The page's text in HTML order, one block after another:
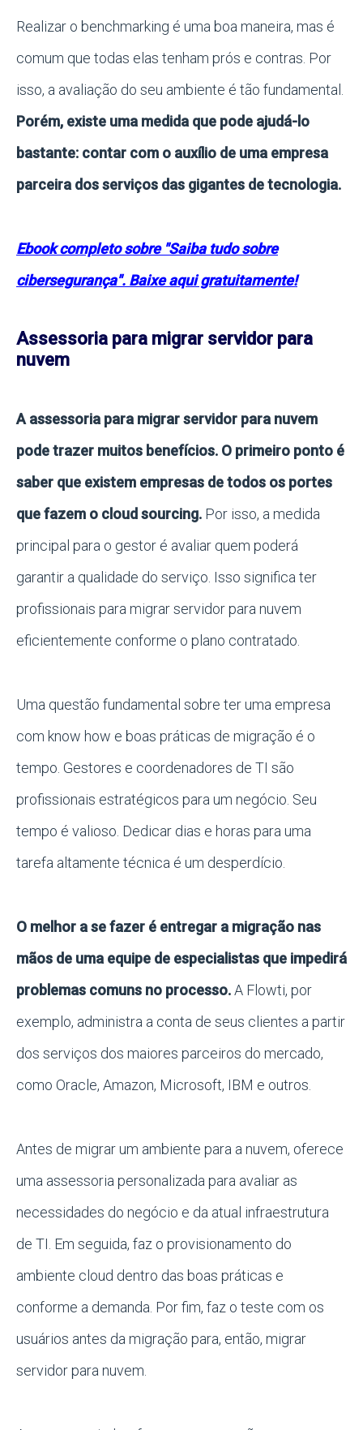
Realizar o benchmarking é uma boa maneira, mas é
comum que todas elas tenham prós e contras. Por
isso, a avaliação do seu ambiente é tão fundamental.
Porém, existe uma medida que pode ajudá-lo
bastante: contar com o auxílio de uma empresa
parceira dos serviços das gigantes de tecnologia.
Ebook completo sobre "Saiba tudo sobre
cibersegurança". Baixe aqui gratuitamente!
Assessoria para migrar servidor para
nuvem
A assessoria para migrar servidor para nuvem
pode trazer muitos benefícios. O primeiro ponto é
saber que existem empresas de todos os portes
que fazem o cloud sourcing. Por isso, a medida
principal para o gestor é avaliar quem poderá
garantir a qualidade do serviço. Isso significa ter
profissionais para migrar servidor para nuvem
eficientemente conforme o plano contratado.
Uma questão fundamental sobre ter uma empresa
com know how e boas práticas de migração é o
tempo. Gestores e coordenadores de TI são
profissionais estratégicos para um negócio. Seu
tempo é valioso. Dedicar dias e horas para uma
tarefa altamente técnica é um desperdício.
O melhor a se fazer é entregar a migração nas
mãos de uma equipe de especialistas que impedirá
problemas comuns no processo.A Flowti, por
exemplo, administra a conta de seus clientes a partir
dos serviços dos maiores parceiros do mercado,
como Oracle, Amazon, Microsoft, IBM e outros.
Antes de migrar um ambiente para a nuvem, oferece
uma assessoria personalizada para avaliar as
necessidades do negócio e da atual infraestrutura
de TI. Em seguida, faz o provisionamento do
ambiente cloud dentro das boas práticas e
conforme a demanda. Por fim, faz o teste com os
usuários antes da migração para, então, migrar
servidor para nuvem.